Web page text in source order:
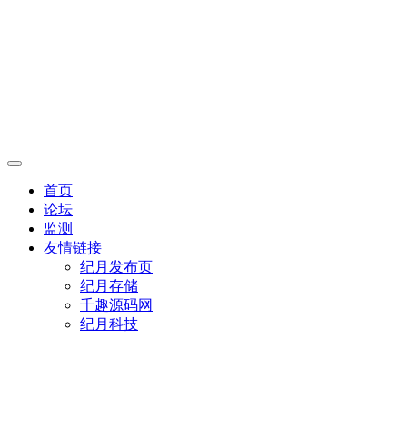
首页
论坛
监测
友情链接
纪月发布页
纪月存储
千趣源码网
纪月科技